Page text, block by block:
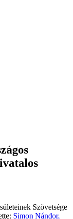
Szövetsége
Simon Nándor,